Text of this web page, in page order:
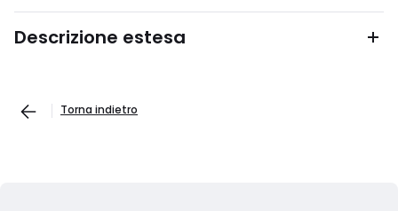
Descrizione estesa
Torna indietro